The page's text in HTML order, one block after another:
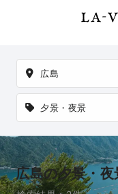
出張撮影も可能です。
広島
夕景・夜景
広島の夕景・夜